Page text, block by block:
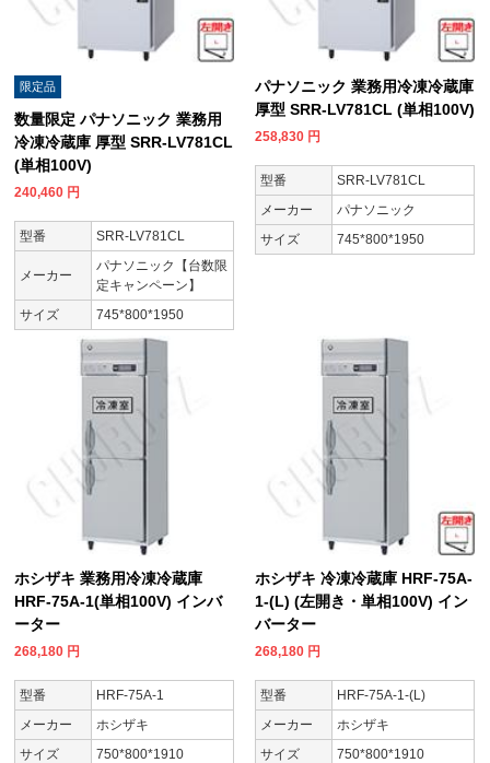
限定品
数量限定 パナソニック 業務用
冷凍冷蔵庫 厚型 SRR-LV781CL
(単相100V)
240,460 円
型番 SRR-LV781CL
メーカー
パナソニック【台数限
定キャンペーン】
サイズ
745*800*1950
パナソニック 業務用冷凍冷蔵庫
厚型 SRR-LV781CL (単相100V)
258,830 円
型番
SRR-LV781CL
メーカー
パナソニック
サイズ
745*800*1950
ホシザキ 業務用冷凍冷蔵庫
HRF-75A-1(単相100V) インバ
ーター
268,180 円
型番
HRF-75A-1
メーカー
ホシザキ
サイズ
750*800*1910
ホシザキ 冷凍冷蔵庫 HRF-75A-
1-(L) (左開き・単相100V) イン
バーター
268,180 円
型番
HRF-75A-1-(L)
メーカー
ホシザキ
サイズ
750*800*1910